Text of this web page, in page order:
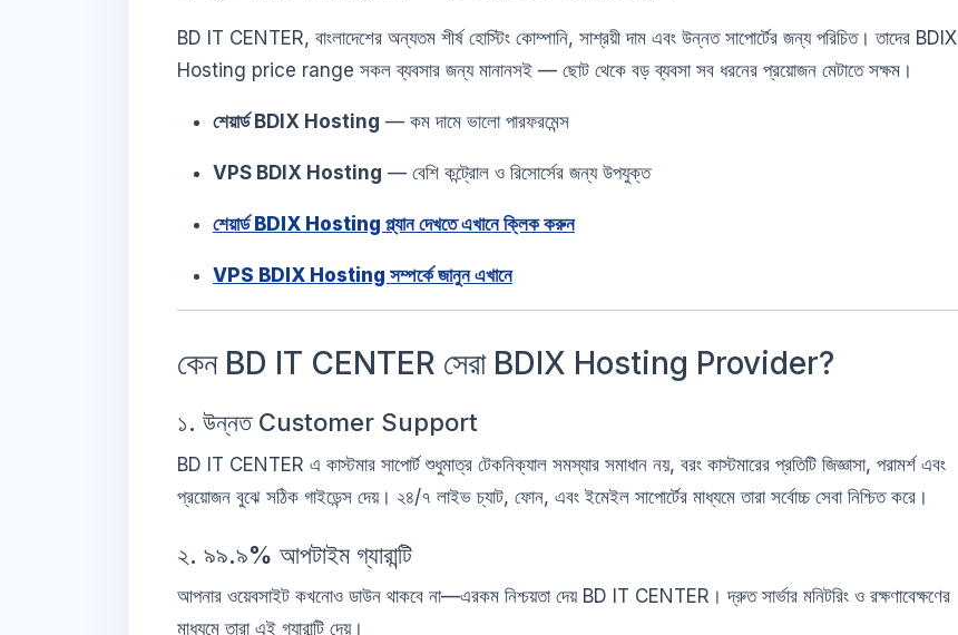
BD IT CENTER, বাংলাদেশের অন্যতম শীর্ষ হোস্টিং কোম্পানি, সাশ্রয়ী দাম এবং উন্নত সাপোর্টের জন্য পরিচিত। তাদের BDIX
Hosting price range সকল ব্যবসার জন্য মানানসই — ছোট থেকে বড় ব্যবসা সব ধরনের প্রয়োজন মেটাতে সক্ষম।
শেয়ার্ড BDIX Hosting — কম দামে ভালো পারফরমেন্স
VPS BDIX Hosting — বেশি কন্ট্রোল ও রিসোর্সের জন্য উপযুক্ত
শেয়ার্ড BDIX Hosting প্ল্যান দেখতে এখানে ক্লিক করুন
VPS BDIX Hosting সম্পর্কে জানুন এখানে
কেন BD IT CENTER সেরা BDIX Hosting Provider?
১. উন্নত Customer Support
BD IT CENTER এ কাস্টমার সাপোর্ট শুধুমাত্র টেকনিক্যাল সমস্যার সমাধান নয়, বরং কাস্টমারের প্রতিটি জিজ্ঞাসা, পরামর্শ এবং
প্রয়োজন বুঝে সঠিক গাইডেন্স দেয়। ২৪/৭ লাইভ চ্যাট, ফোন, এবং ইমেইল সাপোর্টের মাধ্যমে তারা সর্বোচ্চ সেবা নিশ্চিত করে।
২. ৯৯.৯% আপটাইম গ্যারান্টি
আপনার ওয়েবসাইট কখনোও ডাউন থাকবে না—এরকম নিশ্চয়তা দেয় BD IT CENTER। দ্রুত সার্ভার মনিটরিং ও রক্ষণাবেক্ষণের
মাধ্যমে তারা এই গ্যারান্টি দেয়।